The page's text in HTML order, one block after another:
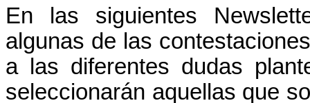
En las siguientes
algunas de las
a las diferentes dudas
seleccionarán aquellas que